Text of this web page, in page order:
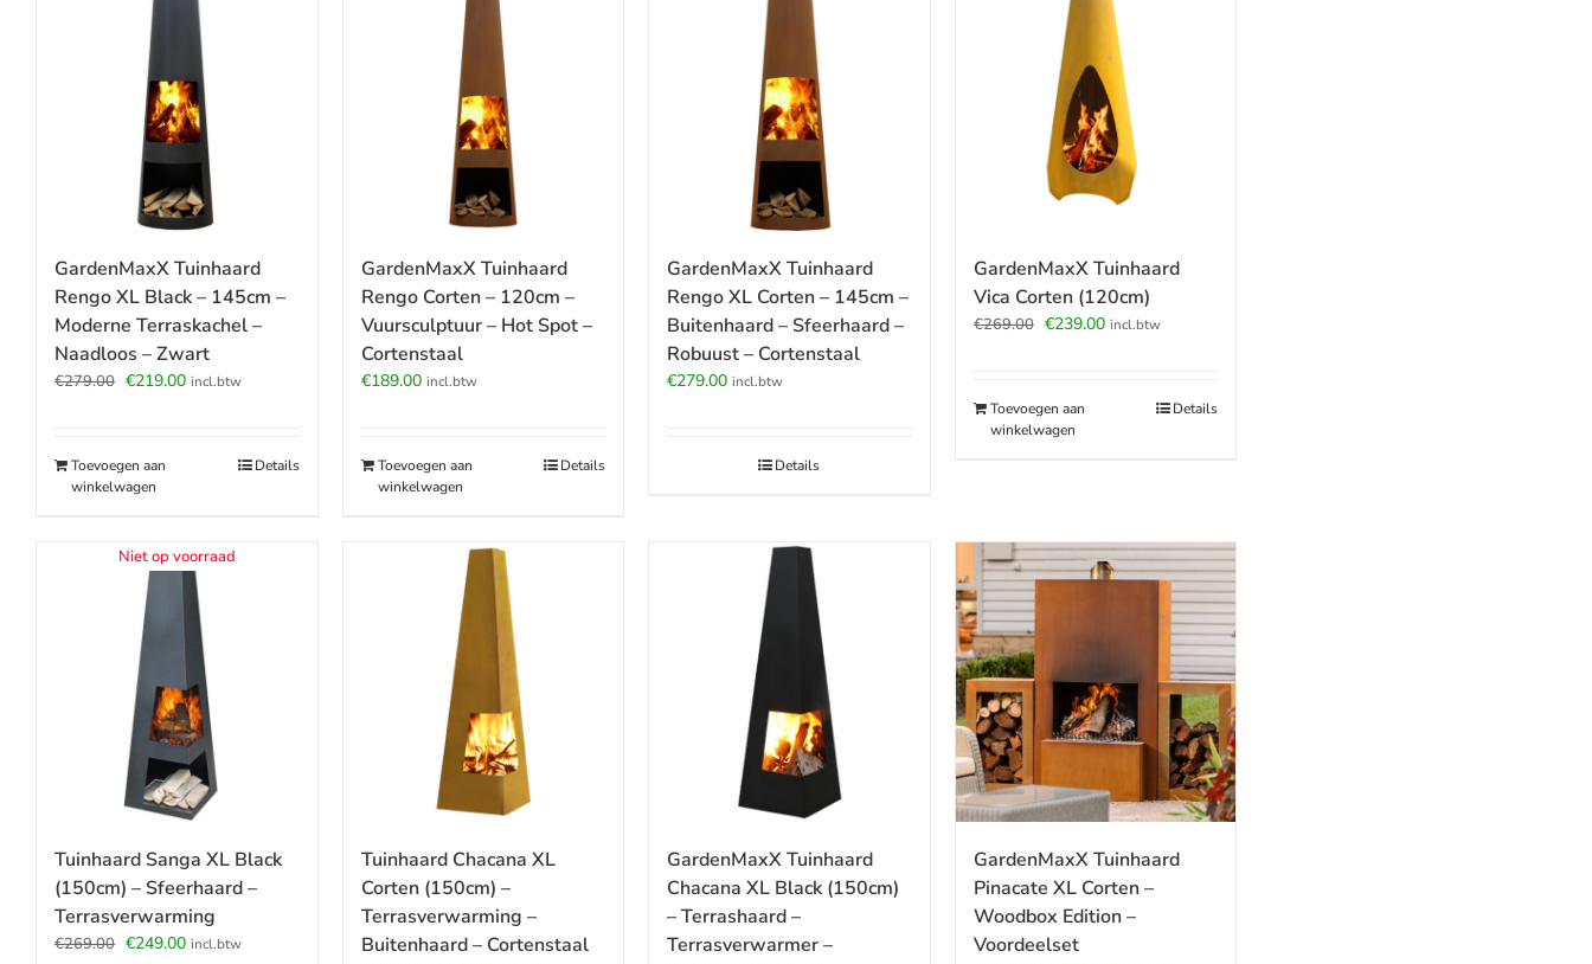
GardenMaxX Tuinhaard
Rengo XL Black – 145cm –
Moderne Terraskachel –
Naadloos – Zwart
€279.00 Oorspronkelijke
€219.00Huidige
€219.00.
incl.btw
Toevoegen aan
winkelwagen
Details
GardenMaxX Tuinhaard
Rengo Corten – 120cm –
Vuursculptuur – Hot Spot –
Cortenstaal
€189.00 incl.btw
Toevoegen aan
winkelwagen
Details
GardenMaxX Tuinhaard
Rengo XL Corten – 145cm –
Buitenhaard – Sfeerhaard –
Robuust – Cortenstaal
€279.00 incl.btw
Details
GardenMaxX Tuinhaard
Vica Corten (120cm)
€269.00 Oorspronkelijke
€239.00Huidige
€239.00.
incl.btw
Toevoegen aan
winkelwagen
Details
Niet op voorraad
Tuinhaard Sanga XL Black
(150cm) – Sfeerhaard –
Terrasverwarming
€269.00 Oorspronkelijke
€249.00Huidige
incl.btw
Tuinhaard Chacana XL
Corten (150cm) –
Terrasverwarming –
Buitenhaard – Cortenstaal
GardenMaxX Tuinhaard
Chacana XL Black (150cm)
– Terrashaard –
Terrasverwarmer –
GardenMaxX Tuinhaard
Pinacate XL Corten –
Woodbox Edition –
Voordeelset